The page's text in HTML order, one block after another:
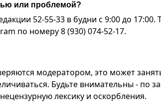
или проблемой?
52-55-33 в будни с 9:00 до 17:00.
по номеру 8 (930) 074-52-17.
модератором, это может
Будьте внимательны - по
лексику и оскорбления.